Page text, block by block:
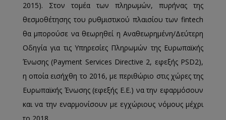
2015). Στον τομέα των πληρωμών, πυρήνας της
θεσμοθέτησης του ρυθμιστικού πλαισίου των fintech
θα μπορούσε να θεωρηθεί η Αναθεωρημένη/Δεύτερη
Οδηγία για τις Υπηρεσίες Πληρωμών της Ευρωπαϊκής
Ένωσης (Payment Services Directive 2, εφεξής PSD2),
η οποία εισήχθη το 2016, με περιθώριο στις χώρες της
Ευρωπαϊκής Ένωσης (εφεξής Ε.Ε.) να την εφαρμόσουν
και να την εναρμονίσουν με εγχώριους νόμους μέχρι